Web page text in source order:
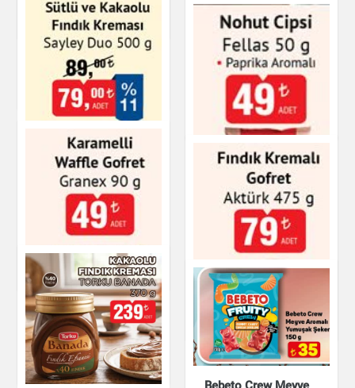
Çikolata & Bisküvi &
KuruyemişÜlker Go Ahead
Protein Cipsi Taco
Aromalı 55 g
Çikolata & Bisküvi &
Kuruyemiş
Pötibör Bisküvi
Süsse 175 g
Çikolata & Bisküvi &
Kuruyemiş
Sütlü ve Kakaolu
Fındık Kreması
Sayley Duo 500 g
Çikolata & Bisküvi &
Kuruyemiş
Nohut Cipsi Fellas
50 g - Paprika
Aromalı
Çikolata & Bisküvi &
Kuruyemiş
Karamelli Waffle
Gofret Granex 90 g
Çikolata & Bisküvi &
Kuruyemiş
Fındık Kremalı Gofret
Aktürk 475 g